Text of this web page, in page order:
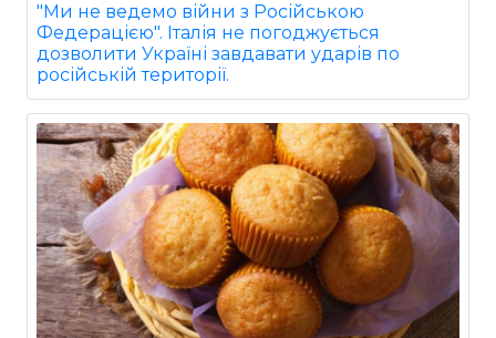
"Ми не ведемо війни з Російською
Федерацією". Італія не погоджується
дозволити Україні завдавати ударів по
російській території.